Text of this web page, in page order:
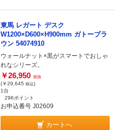
東馬 レガート デスク
W1200×D600×H900mm ガトーブラ
ウン 54074910
ウォールナット×黒がスマートでおしゃ
れなシリーズ。
￥26,950 税抜
(￥29,645 税込)
1台
296ポイント
お申込番号 J02609
カートへ